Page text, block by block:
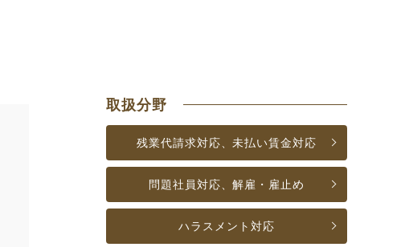
取扱分野
残業代請求対応、未払い賃金対応
問題社員対応、解雇・雇止め
ハラスメント対応